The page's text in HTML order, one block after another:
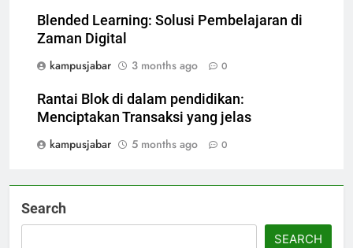
Blended Learning: Solusi Pembelajaran di
Zaman Digital
kampusjabar
3 months ago 0
Rantai Blok di dalam pendidikan:
Menciptakan Transaksi yang jelas
kampusjabar
5 months ago 0
Search
SEARCH